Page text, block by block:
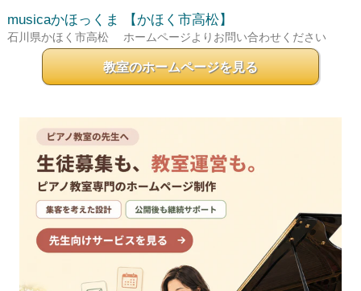
musicaかほっくま 【かほく市高松】
石川県かほく市高松 ホームページよりお問い合わせください
教室のホームページを見る